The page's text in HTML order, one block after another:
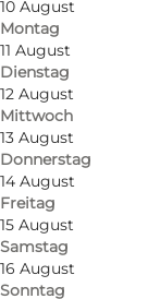
10 August
Montag
11 August
Dienstag
12 August
Mittwoch
13 August
Donnerstag
14 August
Freitag
15 August
Samstag
16 August
Sonntag
Foto: